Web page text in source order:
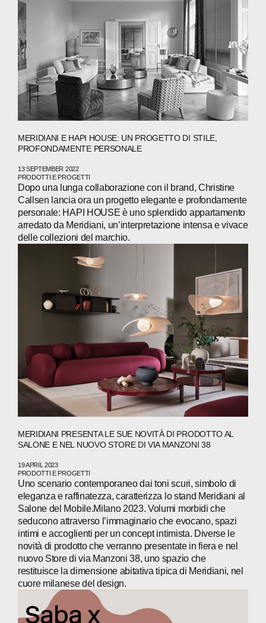
ABOUT
COMPANIES
PEOPLE
NEWS
PRESS
INVESTORS
CONTACTS
MERIDIANI E HAPI HOUSE: UN PROGETTO DI STILE,
PROFONDAMENTE PERSONALE
13 SEPTEMBER 2022
PRODOTTI E PROGETTI
Dopo una lunga collaborazione con il brand, Christine
Callsen lancia ora un progetto elegante e profondamente
personale: HAPI HOUSE è uno splendido appartamento
arredato da Meridiani, un’interpretazione intensa e vivace
delle collezioni del marchio.
MERIDIANI PRESENTA LE SUE NOVITÀ DI PRODOTTO AL
SALONE E NEL NUOVO STORE DI VIA MANZONI 38
19 APRIL 2023
PRODOTTI E PROGETTI
Uno scenario contemporaneo dai toni scuri, simbolo di
eleganza e raffinatezza, caratterizza lo stand Meridiani al
Salone del Mobile.Milano 2023. Volumi morbidi che
seducono attraverso l’immaginario che evocano, spazi
intimi e accoglienti per un concept intimista. Diverse le
novità di prodotto che verranno presentate in fiera e nel
nuovo Store di via Manzoni 38, uno spazio che
restituisce la dimensione abitativa tipica di Meridiani, nel
cuore milanese del design.